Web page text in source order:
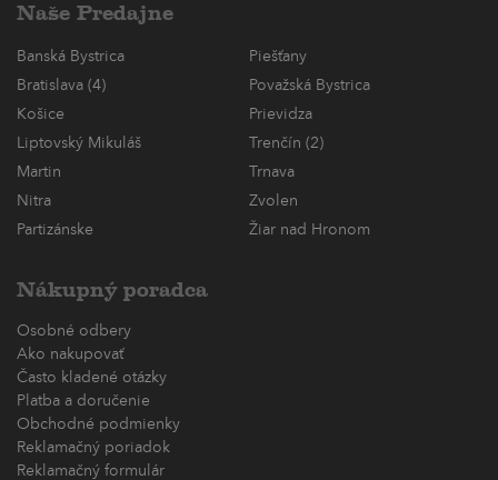
Naše Predajne
Banská Bystrica
Piešťany
Bratislava (4)
Považská Bystrica
Košice
Prievidza
Liptovský Mikuláš
Trenčín (2)
Martin
Trnava
Nitra
Zvolen
Partizánske
Žiar nad Hronom
Nákupný poradca
Osobné odbery
Ako nakupovať
Často kladené otázky
Platba a doručenie
Obchodné podmienky
Reklamačný poriadok
Reklamačný formulár